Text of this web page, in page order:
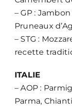
– GP :
Pruneaux
– STG :
recette
ITALIE
– AOP :
Parma,